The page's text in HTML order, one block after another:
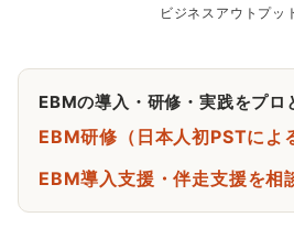
ビジネスアウトプッ
EBMの導入・研修・実践をプロ
EBM研修（日本人初PSTによ
EBM導入支援・伴走支援を相